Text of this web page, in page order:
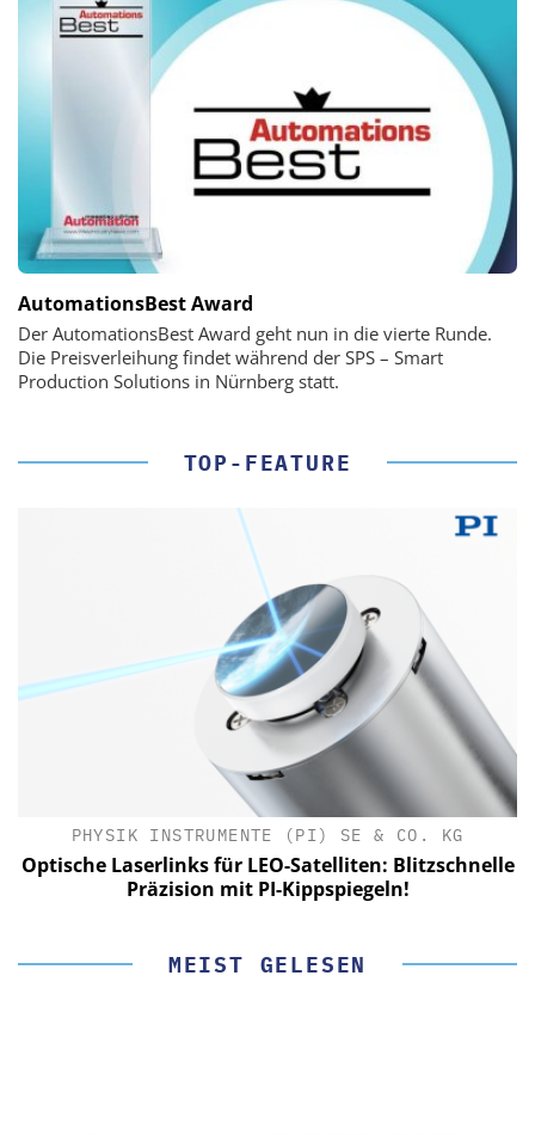
AutomationsBest Award
Der AutomationsBest Award geht nun in die vierte Runde.
Die Preisverleihung findet während der SPS – Smart
Production Solutions in Nürnberg statt.
TOP-FEATURE
PHYSIK INSTRUMENTE (PI) SE & CO. KG
Optische Laserlinks für LEO-Satelliten: Blitzschnelle
Präzision mit PI-Kippspiegeln!
MEIST GELESEN